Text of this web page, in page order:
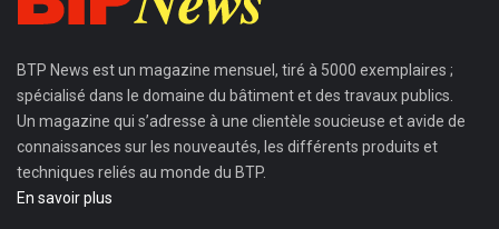
BTP News est un magazine mensuel, tiré à 5000 exemplaires ;
spécialisé dans le domaine du bâtiment et des travaux publics.
Un magazine qui s’adresse à une clientèle soucieuse et avide de
connaissances sur les nouveautés, les différents produits et
techniques reliés au monde du BTP.
En savoir plus